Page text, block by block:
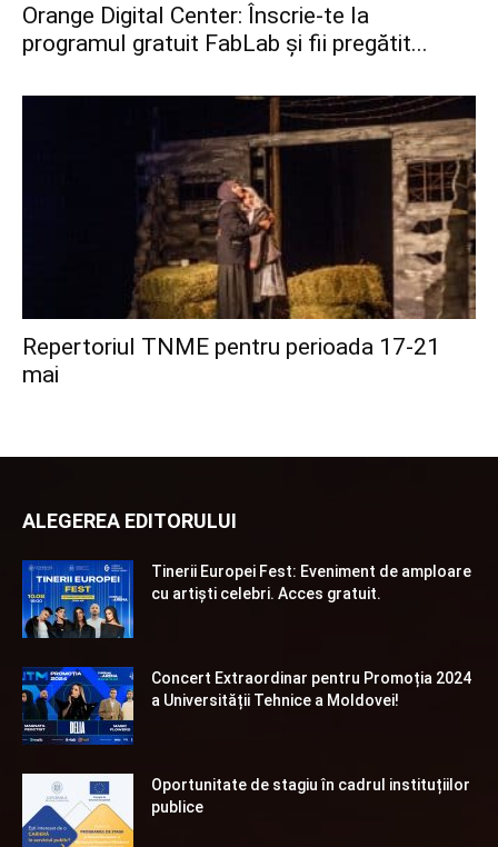
Orange Digital Center: Înscrie-te la
programul gratuit FabLab și fii pregătit...
Repertoriul TNME pentru perioada 17-21
mai
ALEGEREA EDITORULUI
Tinerii Europei Fest: Eveniment de amploare
cu artiști celebri. Acces gratuit.
Concert Extraordinar pentru Promoția 2024
a Universității Tehnice a Moldovei!
Oportunitate de stagiu în cadrul instituțiilor
publice